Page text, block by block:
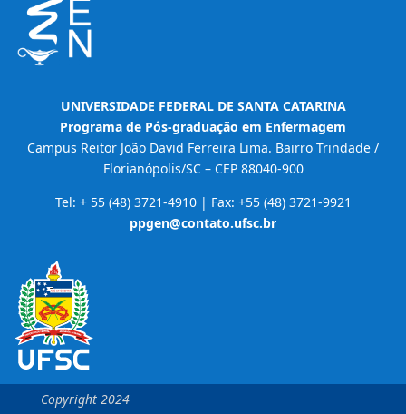
UNIVERSIDADE FEDERAL DE SANTA CATARINA
Programa de Pós-graduação em Enfermagem
Campus Reitor João David Ferreira Lima. Bairro Trindade /
Florianópolis/SC – CEP 88040-900
Tel: + 55 (48) 3721-4910 | Fax: +55 (48) 3721-9921
ppgen@contato.ufsc.br
Copyright 2024